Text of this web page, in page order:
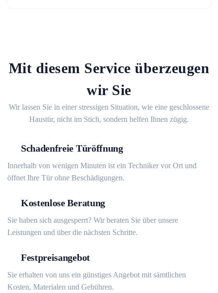
Mit diesem Service überzeugen
wir Sie
Wir lassen Sie in einer stressigen Situation, wie eine geschlossene
Haustür, nicht im Stich, sondern helfen Ihnen zügig.
Schadenfreie Türöffnung
Innerhalb von wenigen Minuten ist ein Techniker vor Ort und
öffnet Ihre Tür ohne Beschädigungen.
Kostenlose Beratung
Sie haben sich ausgesperrt? Wir beraten Sie über unsere
Leistungen und über die nächsten Schritte.
Festpreisangebot
Sie erhalten von uns ein günstiges Angebot mit sämtlichen
Kosten, Materialen und Gebühren.